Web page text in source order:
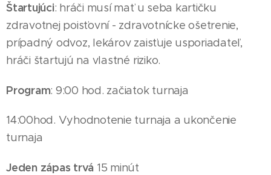
Štartujúci: hráči musí mať u seba kartičku
zdravotnej poisťovní - zdravotnícke ošetrenie,
prípadný odvoz, lekárov zaisťuje usporiadateľ,
hráči štartujú na vlastné riziko.
Program: 9:00 hod. začiatok turnaja
14:00hod. Vyhodnotenie turnaja a ukončenie
turnaja
Jeden zápas trvá 15 minút